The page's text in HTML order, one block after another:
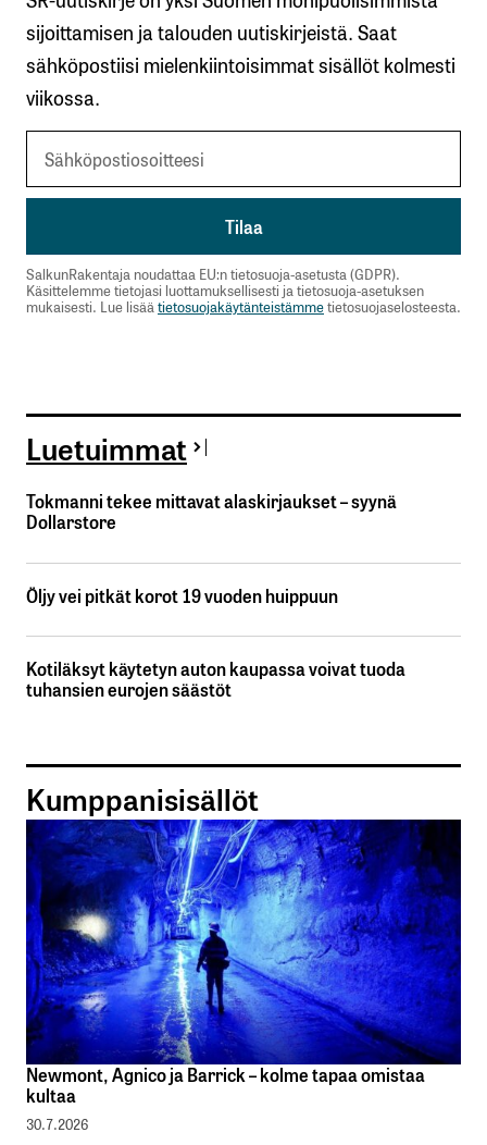
Lähetä kommentti
sijoittamisen ja talouden uutiskirjeistä. Saat
sähköpostiisi mielenkiintoisimmat sisällöt kolmesti
viikossa.
SalkunRakentaja noudattaa EU:n tietosuoja-asetusta (GDPR).
Käsittelemme tietojasi luottamuksellisesti ja tietosuoja-asetuksen
mukaisesti. Lue lisää tietosuojakäytänteistämmetietosuojaselosteesta.
Luetuimmat
Tokmanni tekee mittavat alaskirjaukset – syynä
Dollarstore
Öljy vei pitkät korot 19 vuoden huippuun
Kotiläksyt käytetyn auton kaupassa voivat tuoda
tuhansien eurojen säästöt
Kumppanisisällöt
Newmont, Agnico ja Barrick – kolme tapaa omistaa
kultaa
30.7.2026